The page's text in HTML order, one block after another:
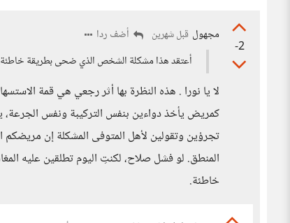
-2
مجهول قبل شهرين
أضف ردا
أعتقد هذا مشكلة الشخص الذي ضحى بطريقة
لا يا نورا . هذه النظرة بها أثر رجعي هي قمة
كمريض يأخذ دواءين بنفس التركيبة ونفس
تجرؤين وتقولين لأهل المتوفى المشكلة إن
المنطق. لو فشل صلاح، لكنتِ اليوم تطلقين عليه
خاطئة.